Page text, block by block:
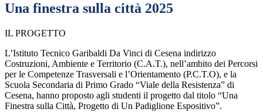
Una finestra sulla città 2025
IL PROGETTO
L’Istituto Tecnico Garibaldi Da Vinci di Cesena indirizzo
Costruzioni, Ambiente e Territorio (C.A.T.), nell’ambito dei Percorsi
per le Competenze Trasversali e l’Orientamento (P.C.T.O), e la
Scuola Secondaria di Primo Grado “Viale della Resistenza” di
Cesena, hanno proposto agli studenti il progetto dal titolo “Una
Finestra sulla Città, Progetto di Un Padiglione Espositivo”.